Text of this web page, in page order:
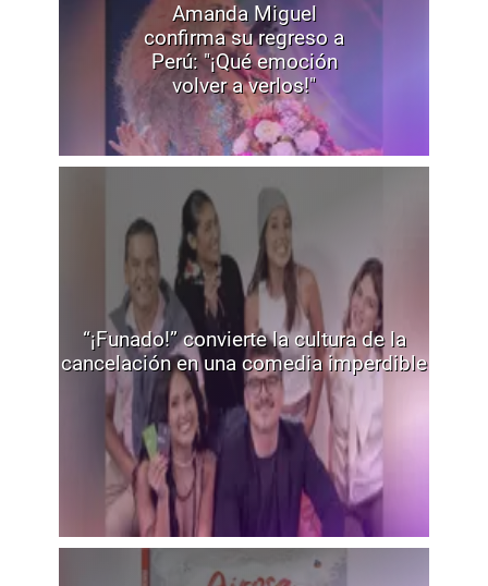
Amanda Miguel
confirma su regreso a
Perú: "¡Qué emoción
volver a verlos!"
“¡Funado!” convierte la cultura de la
cancelación en una comedia imperdible